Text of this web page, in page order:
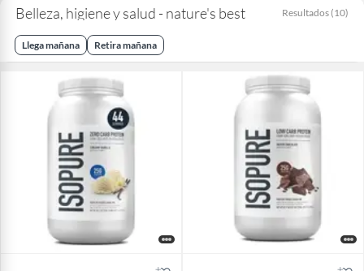
Belleza, higiene y salud - nature's best Resultados (10)
Llega mañana Retira mañana